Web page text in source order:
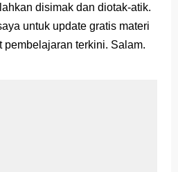
disimak dan diotak-atik.
untuk update gratis materi
pembelajaran terkini. Salam.